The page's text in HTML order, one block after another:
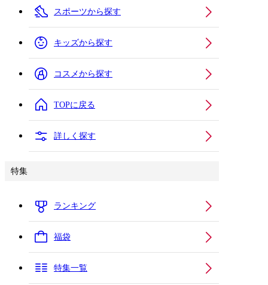
スポーツから探す
キッズから探す
コスメから探す
TOPに戻る
詳しく探す
特集
ランキング
福袋
特集一覧